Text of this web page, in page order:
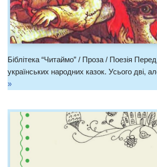
Біблітека “Читаймо” / Проза / Поезія
українських народних казок. Усього дві,
»